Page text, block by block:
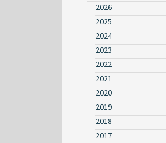
2026
2025
2024
2023
2022
2021
2020
2019
2018
2017